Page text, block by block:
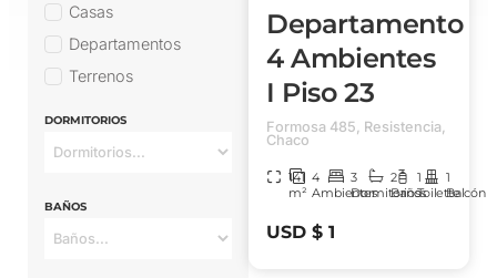
Casas
Departamentos
Terrenos
DORMITORIOS
BAÑOS
Departamento
4 Ambientes
I Piso 23
Formosa 485, Resistencia,
Chaco
141
m²
4
Ambientes
3
Dormitorios
2
Baños
1
Toilette
1
Balcón
USD $ 1